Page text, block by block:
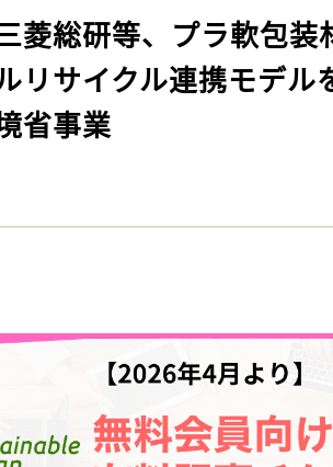
菱総研等、プラ軟包装
リサイクル連携モデル
省事業